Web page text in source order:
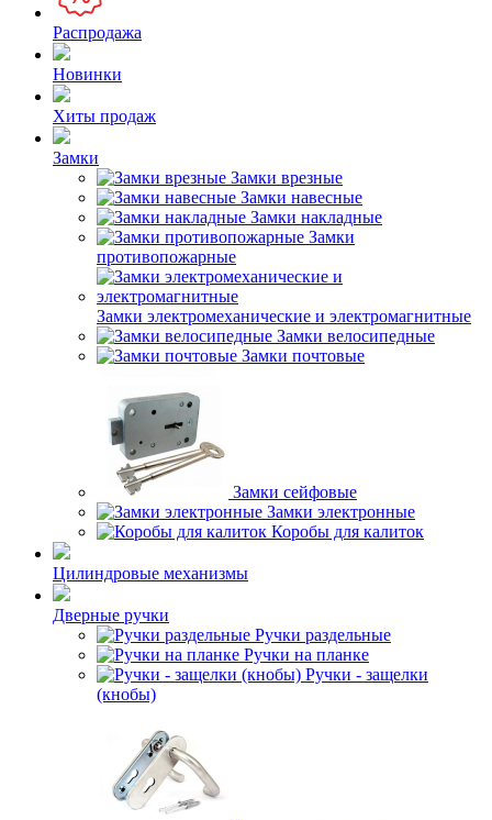
Распродажа
Новинки
Хиты продаж
Замки
Замки врезные
Замки навесные
Замки накладные
Замки
противопожарные
Замки электромеханические и электромагнитные
Замки велосипедные
Замки почтовые
Замки сейфовые
Замки электронные
Коробы для калиток
Цилиндровые механизмы
Дверные ручки
Ручки раздельные
Ручки на планке
Ручки - защелки
(кнобы)